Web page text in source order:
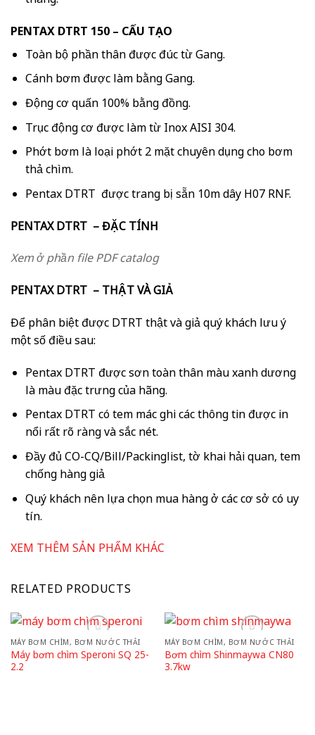
PENTAX DTRT 150 – CẤU TẠO
Toàn bộ phần thân được đúc từ Gang.
Cánh bơm được làm bằng Gang.
Động cơ quấn 100% bằng đồng.
Trục động cơ được làm từ Inox AISI 304.
Phớt bơm là loại phớt 2 mặt chuyên dụng cho bơm
thả chìm.
Pentax DTRT được trang bị sẵn 10m dây H07 RNF.
PENTAX DTRT – ĐẶC TÍNH
Xem ở phần file PDF catalog
PENTAX DTRT – THẬT VÀ GIẢ
Để phân biệt được DTRT thật và giả quý khách lưu ý
một số điều sau:
Pentax DTRT được sơn toàn thân màu xanh dương
là màu đặc trưng của hãng.
Pentax DTRT có tem mác ghi các thông tin được in
nổi rất rõ ràng và sắc nét.
Đầy đủ CO-CQ/Bill/Packinglist, tờ khai hải quan, tem
chống hàng giả
Quý khách nên lựa chọn mua hàng ở các cơ sở có uy
tín.
XEM THÊM SẢN PHẨM KHÁC
RELATED PRODUCTS
Add to wishlist
MÁY BƠM CHÌM, BƠM NƯỚC THẢI
Máy bơm chìm Speroni SQ 25-
2.2
Add to wishlist
MÁY BƠM CHÌM, BƠM NƯỚC THẢI
Bơm chìm Shinmaywa CN80
3.7kw